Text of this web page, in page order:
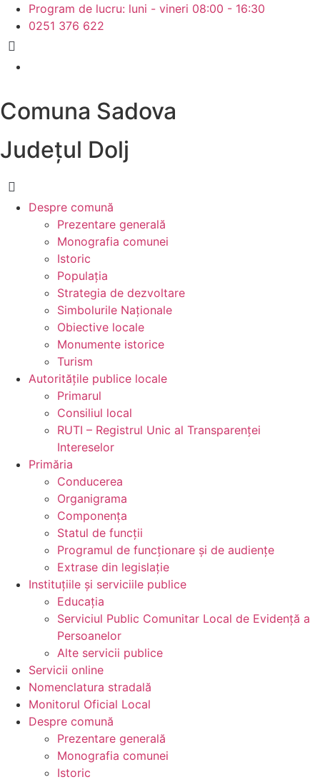
Skip
content
Program de lucru: luni - vineri 08:00 - 16:30
0251 376 622
Comuna Sadova
Județul Dolj
Despre comună
Prezentare generală
Monografia comunei
Istoric
Populația
Strategia de dezvoltare
Simbolurile Naționale
Obiective locale
Monumente istorice
Turism
Autoritățile publice locale
Primarul
Consiliul local
RUTI – Registrul Unic al Transparenței
Intereselor
Primăria
Conducerea
Organigrama
Componența
Statul de funcții
Programul de funcționare și de audiențe
Extrase din legislație
Instituțiile și serviciile publice
Educația
Serviciul Public Comunitar Local de Evidență a
Persoanelor
Alte servicii publice
Servicii online
Nomenclatura stradală
Monitorul Oficial Local
Despre comună
Prezentare generală
Monografia comunei
Istoric